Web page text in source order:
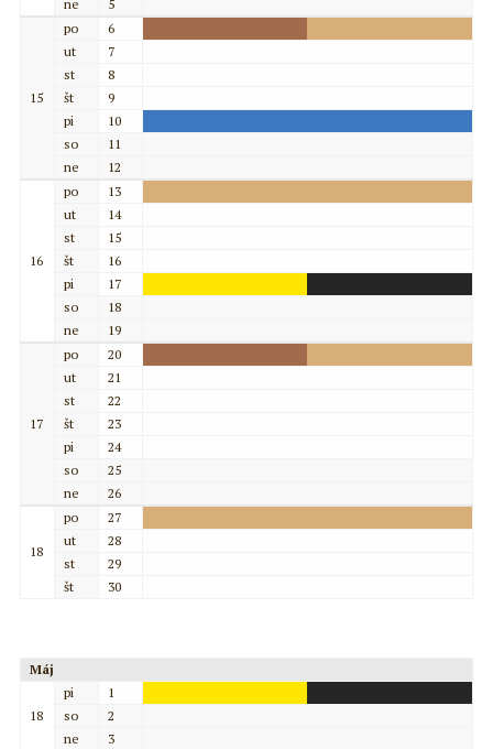
ne 5
15
po
6
ut
7
st
8
št
9
pi
10
so
11
ne
12
16
po
13
ut
14
st
15
št
16
pi
17
so
18
ne
19
17
po
20
ut
21
st
22
št
23
pi
24
so
25
ne
26
18
po
27
ut
28
st
29
št
30
Máj
18
pi
1
so
2
ne
3